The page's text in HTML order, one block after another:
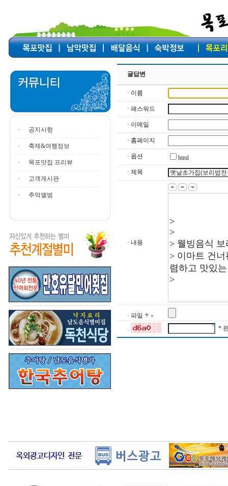
공지사항
축제&여행정보
목포맛집 프리뷰
고객게시판
추억앨범
글답변
· 이름
· 패스워드
· 이메일
· 홈페이지
· 옵션
html
· 제목
· 내용
· 파일 + -
· *